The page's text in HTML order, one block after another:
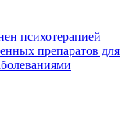
психотерапией